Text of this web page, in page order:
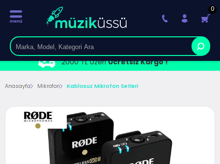
2000 TL ÜzeriÜcretsiz Kargo !
0
Anasayfa Mikrofon Kablosuz Mikrofon Setleri